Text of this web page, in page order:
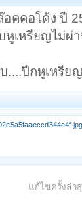
คคอโค้ง ปี
หูเหรียญไม่ผ่
....ปีกหูเหรีย
แก้ไขครั้งล่า